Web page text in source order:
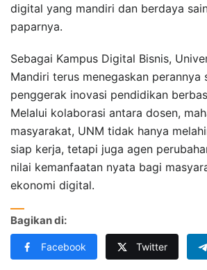
digital yang mandiri dan berdaya
paparnya.
Sebagai Kampus Digital Bisnis,
Mandiri terus menegaskan perannya
penggerak inovasi pendidikan
Melalui kolaborasi antara dosen,
masyarakat, UNM tidak hanya
siap kerja, tetapi juga agen
nilai kemanfaatan nyata bagi
ekonomi digital.
Bagikan di:
Facebook Twitter